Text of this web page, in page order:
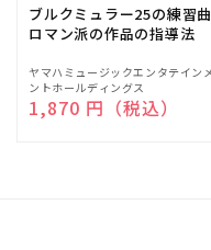
ブルクミュラー25の練習曲
ロマン派の作品の指導法
販
売
元:
ヤマハミュージックエンタテイン
ントホールディングス
通常価格
1,870 円（税込）